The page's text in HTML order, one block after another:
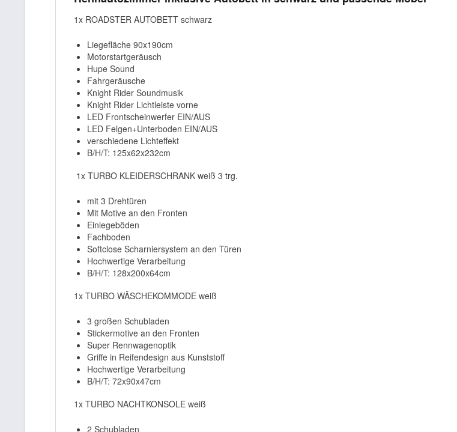
1x ROADSTER AUTOBETT schwarz
Liegefläche 90x190cm
Motorstartgeräusch
Hupe Sound
Fahrgeräusche
Knight Rider Soundmusik
Knight Rider Lichtleiste vorne
LED Frontscheinwerfer EIN/AUS
LED Felgen+Unterboden EIN/AUS
verschiedene Lichteffekt
B/H/T: 125x62x232cm
1x TURBO KLEIDERSCHRANK weiß 3 trg.
mit 3 Drehtüren
Mit Motive an den Fronten
Einlegeböden
Fachboden
Softclose Scharniersystem an den Türen
Hochwertige Verarbeitung
B/H/T: 128x200x64cm
1x TURBO WÄSCHEKOMMODE weiß
3 großen Schubladen
Stickermotive an den Fronten
Super Rennwagenoptik
Griffe in Reifendesign aus Kunststoff
Hochwertige Verarbeitung
B/H/T: 72x90x47cm
1x TURBO NACHTKONSOLE weiß
2 Schubladen